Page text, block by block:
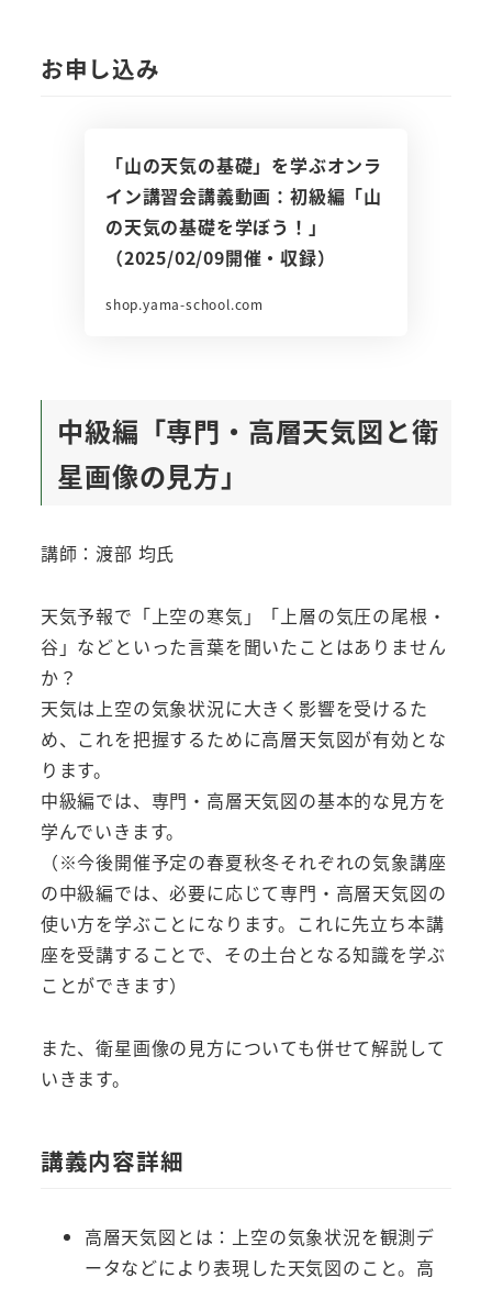
お申し込み
「山の天気の基礎」を学ぶオンラ
イン講習会講義動画：初級編「山
の天気の基礎を学ぼう！」
（2025/02/09開催・収録）
shop.yama-school.com
中級編「専門・高層天気図と衛
星画像の見方」
講師：渡部 均氏
天気予報で「上空の寒気」「上層の気圧の尾根・
谷」などといった言葉を聞いたことはありません
か？
天気は上空の気象状況に大きく影響を受けるた
め、これを把握するために高層天気図が有効とな
ります。
中級編では、専門・高層天気図の基本的な見方を
学んでいきます。
（※今後開催予定の春夏秋冬それぞれの気象講座
の中級編では、必要に応じて専門・高層天気図の
使い方を学ぶことになります。これに先立ち本講
座を受講することで、その土台となる知識を学ぶ
ことができます）
また、衛星画像の見方についても併せて解説して
いきます。
講義内容詳細
高層天気図とは：上空の気象状況を観測デ
ータなどにより表現した天気図のこと。高